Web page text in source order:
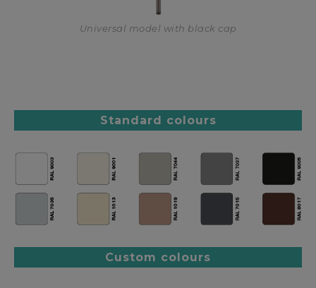
Universal model with black cap
Standard colours
Custom colours